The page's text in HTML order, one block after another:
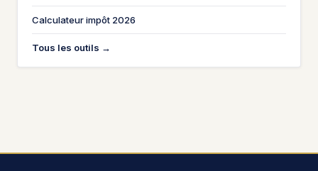
Calculateur impôt 2026
Tous les outils →